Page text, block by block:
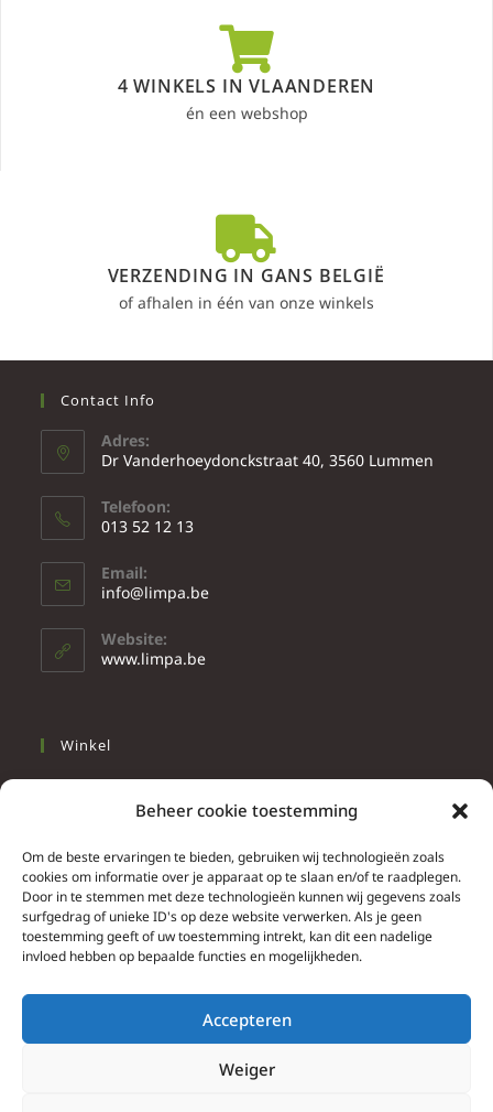
Beheer cookie toestemming
Om de beste ervaringen te bieden, gebruiken wij technologieën zoals
cookies om informatie over je apparaat op te slaan en/of te raadplegen.
Door in te stemmen met deze technologieën kunnen wij gegevens zoals
surfgedrag of unieke ID's op deze website verwerken. Als je geen
toestemming geeft of uw toestemming intrekt, kan dit een nadelige
invloed hebben op bepaalde functies en mogelijkheden.
Accepteren
Weiger
4 WINKELS IN VLAANDEREN
én een webshop
VERZENDING IN GANS BELGIË
of afhalen in één van onze winkels
Contact Info
Adres:
Dr Vanderhoeydonckstraat 40, 3560 Lummen
Telefoon:
013 52 12 13
Email:
info@limpa.be
Website:
www.limpa.be
Winkel
Wonen
Info
Contacteer ons